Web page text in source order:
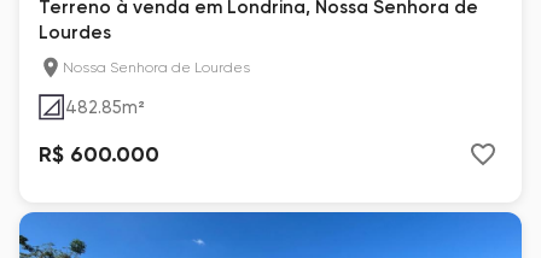
Terreno à venda em Londrina, Nossa Senhora de
Lourdes
Nossa Senhora de Lourdes
482.85m²
R$ 600.000